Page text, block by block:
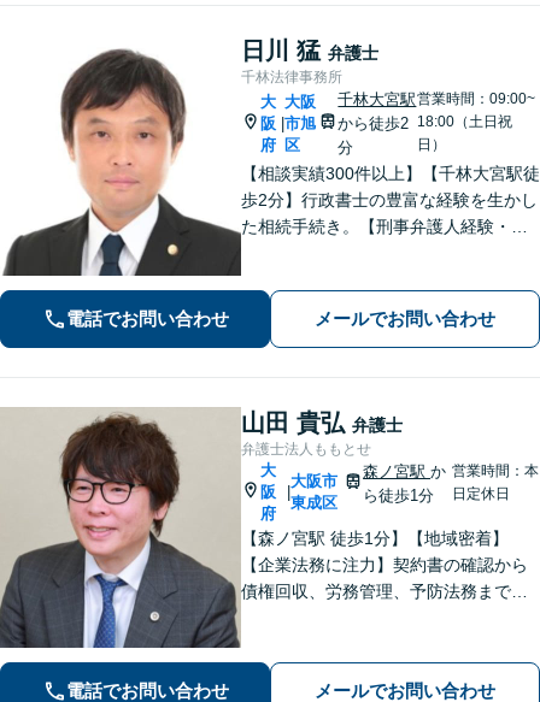
日川 猛 弁護士
千林法律事務所
大
阪
府
|
大阪
市旭
区
千林大宮駅
から徒歩2
分
営業時間：09:00~
18:00（土日祝
日）
【相談実績300件以上】【千林大宮駅徒
歩2分】行政書士の豊富な経験を生かし
た相続手続き。【刑事弁護人経験・示
を残す債務整理のノウハウ多数。不動
産業者とも連携。
電話でお問い合わせ メールでお問い合わせ
山田 貴弘 弁護士
弁護士法人ももとせ
大
阪
府
|
大阪市
東成区
森ノ宮駅か
ら徒歩1分
営業時間：本
日定休日
【森ノ宮駅 徒歩1分】【地域密着】
【企業法務に注力】契約書の確認から
債権回収、労務管理、予防法務までサ
で、まずはお気軽にご相談ください。
電話でお問い合わせ メールでお問い合わせ